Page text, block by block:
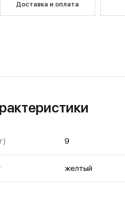
Доставка и оплата
9
желтый